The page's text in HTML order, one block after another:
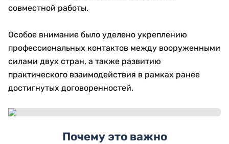
совместной работы.
Особое внимание было уделено укреплению
профессиональных контактов между вооруженными
силами двух стран, а также развитию
практического взаимодействия в рамках ранее
достигнутых договоренностей.
Почему это важно